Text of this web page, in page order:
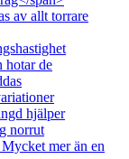
av allt torrare
hotar de
hjälper
norrut
mer än en